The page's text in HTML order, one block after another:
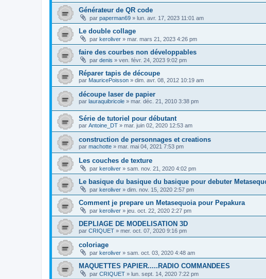
Générateur de QR code
par paperman69 » lun. avr. 17, 2023 11:01 am
Le double collage
par keroliver » mar. mars 21, 2023 4:26 pm
faire des courbes non développables
par denis » ven. févr. 24, 2023 9:02 pm
Réparer tapis de découpe
par MauricePoisson » dim. avr. 08, 2012 10:19 am
découpe laser de papier
par lauraquibricole » mar. déc. 21, 2010 3:38 pm
Série de tutoriel pour débutant
par Antoine_DT » mar. juin 02, 2020 12:53 am
construction de personnages et creations
par machotte » mar. mai 04, 2021 7:53 pm
Les couches de texture
par keroliver » sam. nov. 21, 2020 4:02 pm
Le basique du basique du basique pour debuter
par keroliver » dim. nov. 15, 2020 2:57 pm
Comment je prepare un Metasequoia pour Pepakura
par keroliver » jeu. oct. 22, 2020 2:27 pm
DEPLIAGE DE MODELISATION 3D
par CRIQUET » mer. oct. 07, 2020 9:16 pm
coloriage
par keroliver » sam. oct. 03, 2020 4:48 am
MAQUETTES PAPIER.....RADIO COMMANDEES
par CRIQUET » lun. sept. 14, 2020 7:22 pm